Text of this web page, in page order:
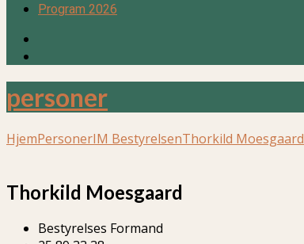
Program 2026
personer
HjemPersonerIM BestyrelsenThorkild Moesgaard
Thorkild Moesgaard
Bestyrelses Formand